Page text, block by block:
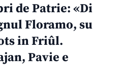
de Patrie: «Di
Floramo, su
in Friûl.
Pavie e